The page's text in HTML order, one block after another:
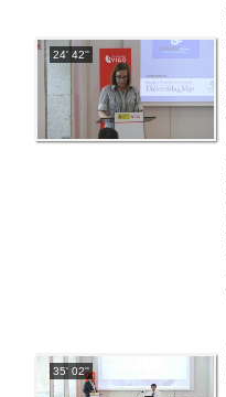
24' 42''
35' 02''